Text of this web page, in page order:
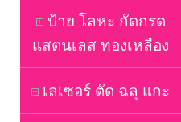
ป้าย โลหะ กัดกรด
แสตนเลส ทองเหลือง
เลเซอร์ ตัด ฉลุ แกะ